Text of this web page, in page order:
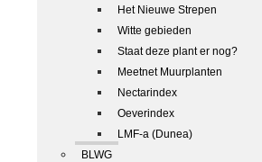
Het Nieuwe Strepen
Witte gebieden
Staat deze plant er nog?
Meetnet Muurplanten
Nectarindex
Oeverindex
LMF-a (Dunea)
BLWG